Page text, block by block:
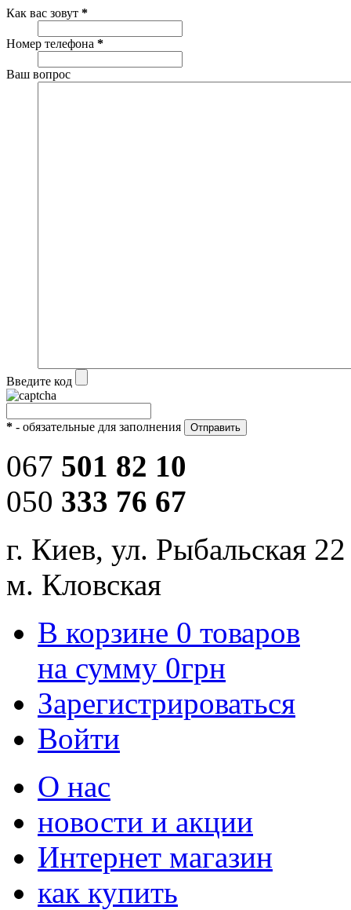
Как вас зовут *
Номер телефона *
Ваш вопрос
Введите код
* - обязательные для заполнения
067 501 82 10
050 333 76 67
г. Киев, ул. Рыбальская 22
м. Кловская
В корзине 0 товаров
на сумму 0грн
Зарегистрироваться
Войти
О нас
новости и акции
Интернет магазин
как купить